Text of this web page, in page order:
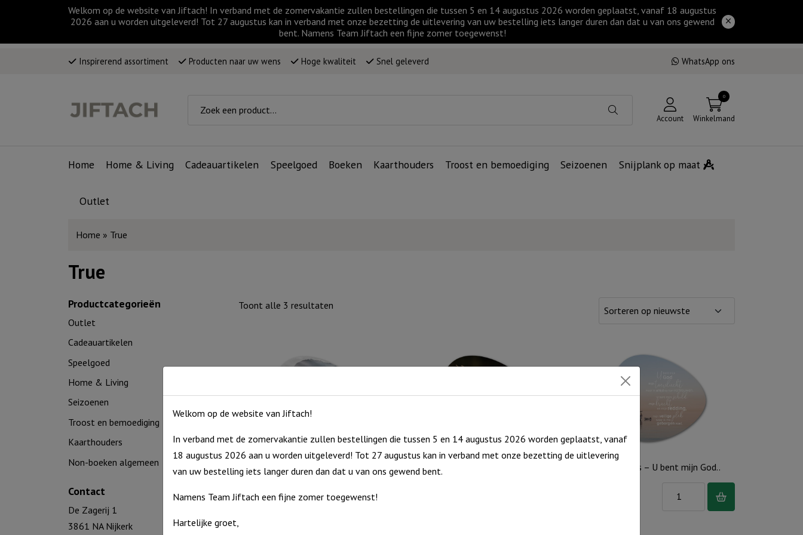
Welkom op de website van Jiftach! In verband met de zomervakantie zullen bestellingen die tussen 5 en 14 augustus 2026 worden geplaatst, vanaf 18 augustus
2026 aan u worden uitgeleverd! Tot 27 augustus kan in verband met onze bezetting de uitlevering van uw bestelling iets langer duren dan dat u van ons gewend
bent. Namens Team Jiftach een fijne zomer toegewenst!
Inspirerend assortiment Producten naar uw wens Hoge kwaliteit Snel geleverd WhatsApp ons
Account
0
Winkelmand
Home Home & Living Cadeauartikelen Speelgoed Boeken Kaarthouders Troost en bemoediging Seizoenen Snijplank op maat
Outlet
Home » True
True
Productcategorieën
Outlet
Cadeauartikelen
Speelgoed
Home & Living
Seizoenen
Troost en bemoediging
Kaarthouders
Non-boeken algemeen
Contact
De Zagerij 1
3861 NA Nijkerk
Toont alle 3 resultaten
Muurvorm Rots – Mijn naam is..
€ 8,95
Muurvorm Rots – Wees moedig en
sterk
Muurvorm Rots – U bent mijn God..
Welkom op de website van Jiftach!
In verband met de zomervakantie zullen bestellingen die tussen 5 en 14 augustus 2026 worden geplaatst, vanaf
18 augustus 2026 aan u worden uitgeleverd! Tot 27 augustus kan in verband met onze bezetting de uitlevering
van uw bestelling iets langer duren dan dat u van ons gewend bent.
Namens Team Jiftach een fijne zomer toegewenst!
Hartelijke groet,